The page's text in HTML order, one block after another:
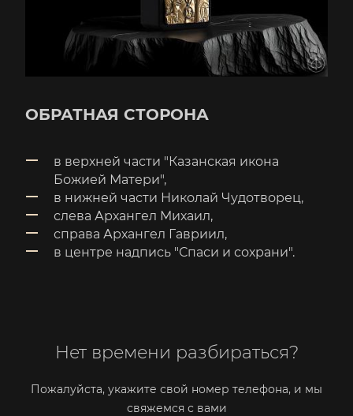
ОБРАТНАЯ СТОРОНА
в верхней части "Казанская икона
Божией Матери",
в нижней части Николай Чудотворец,
слева Архангел Михаил,
справа Архангел Гавриил,
в центре надпись "Спаси и сохрани".
Нет времени разбираться?
Пожалуйста, укажите свой номер телефона, и мы
свяжемся с вами